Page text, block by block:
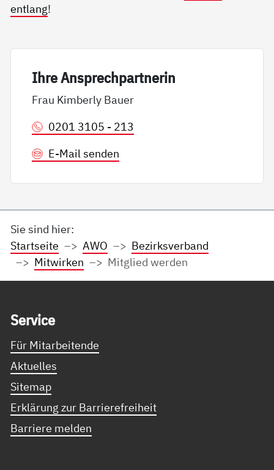
entlang!
Ih­re An­sp­rech­part­ne­rin
Frau Kimberly Bauer
0201 3105 - 213
E-Mail senden
Sie sind hier:
Startseite
AWO
Bezirksverband
Mitwirken
Mitglied werden
Ser­vice
Für Mitarbeitende
Aktuelles
Sitemap
Erklärung zur Barrierefreiheit
Barriere melden